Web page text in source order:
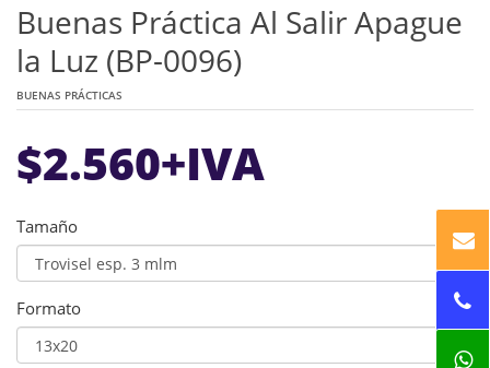
Buenas Práctica Al Salir Apague
la Luz (BP-0096)
BUENAS PRÁCTICAS
$2.560+IVA
Tamaño
Formato